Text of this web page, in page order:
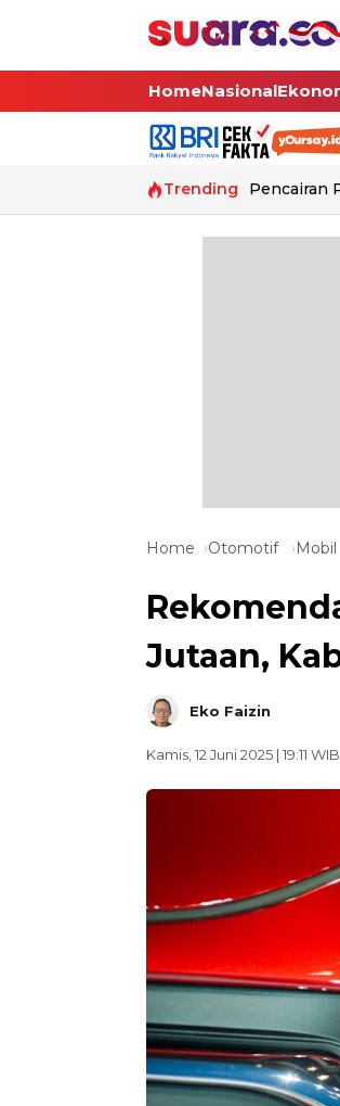
HomeNasional
Trending Pencairan
Home Otomotif Mobil
Jutaan,
Eko Faizin
Kamis, 12 Juni 2025 | 19:11 WIB